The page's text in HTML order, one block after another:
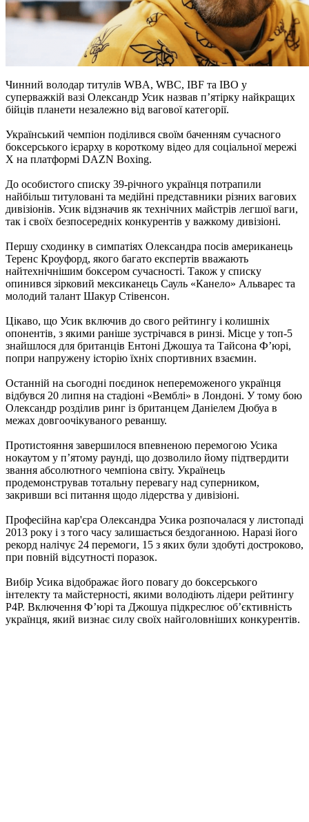
Чинний володар титулів WBA, WBC, IBF та IBO у
суперважкій вазі Олександр Усик назвав п’ятірку найкращих
бійців планети незалежно від вагової категорії.
Український чемпіон поділився своїм баченням сучасного
боксерського ієрарху в короткому відео для соціальної мережі
Х на платформі DAZN Boxing.
До особистого списку 39-річного українця потрапили
найбільш титуловані та медійні представники різних вагових
дивізіонів. Усик відзначив як технічних майстрів легшої ваги,
так і своїх безпосередніх конкурентів у важкому дивізіоні.
Першу сходинку в симпатіях Олександра посів американець
Теренс Кроуфорд, якого багато експертів вважають
найтехнічнішим боксером сучасності. Також у списку
опинився зірковий мексиканець Сауль «Канело» Альварес та
молодий талант Шакур Стівенсон.
Цікаво, що Усик включив до свого рейтингу і колишніх
опонентів, з якими раніше зустрічався в ринзі. Місце у топ-5
знайшлося для британців Ентоні Джошуа та Тайсона Ф’юрі,
попри напружену історію їхніх спортивних взаємин.
Останній на сьогодні поєдинок непереможеного українця
відбувся 20 липня на стадіоні «Вемблі» в Лондоні. У тому бою
Олександр розділив ринг із британцем Даніелем Дюбуа в
межах довгоочікуваного реваншу.
Протистояння завершилося впевненою перемогою Усика
нокаутом у п’ятому раунді, що дозволило йому підтвердити
звання абсолютного чемпіона світу. Українець
продемонстрував тотальну перевагу над суперником,
закривши всі питання щодо лідерства у дивізіоні.
Професійна кар'єра Олександра Усика розпочалася у листопаді
2013 року і з того часу залишається бездоганною. Наразі його
рекорд налічує 24 перемоги, 15 з яких були здобуті достроково,
при повній відсутності поразок.
Вибір Усика відображає його повагу до боксерського
інтелекту та майстерності, якими володіють лідери рейтингу
P4P. Включення Ф’юрі та Джошуа підкреслює об’єктивність
українця, який визнає силу своїх найголовніших конкурентів.